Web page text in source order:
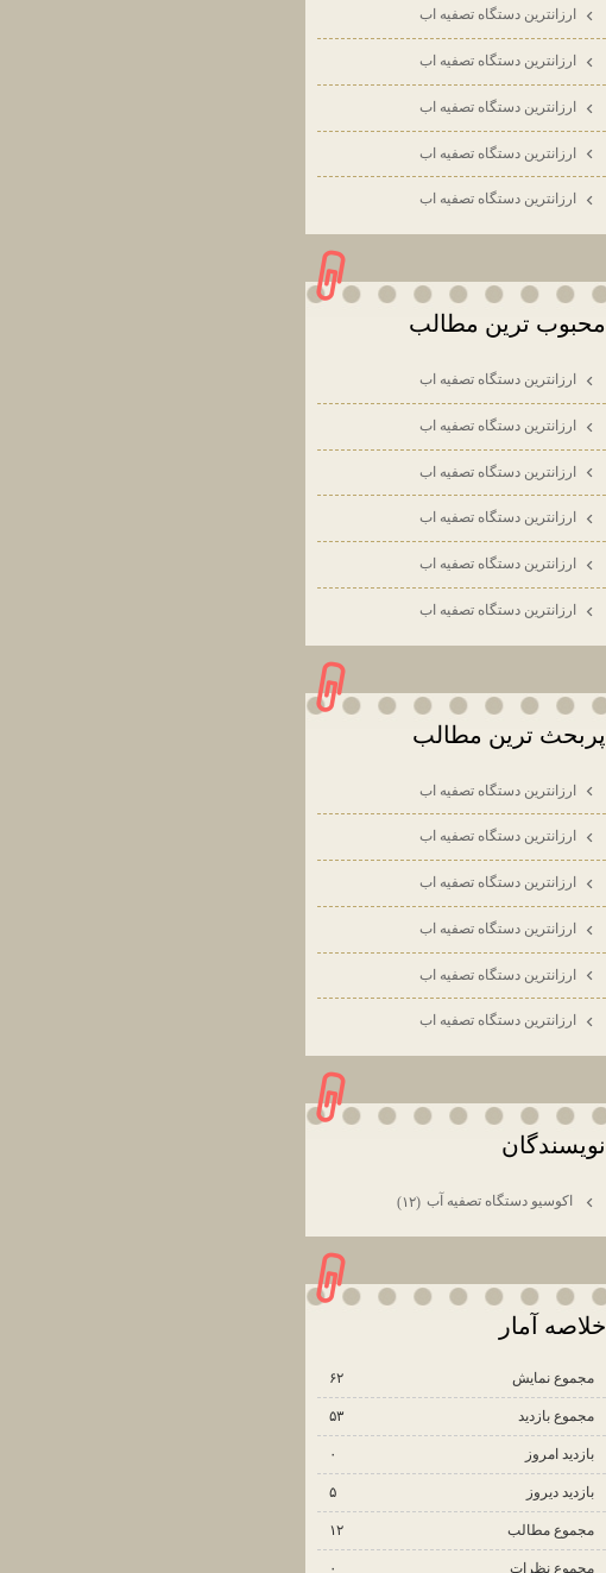
ارزانترين دستگاه تصفيه اب
ارزانترين دستگاه تصفيه اب
ارزانترين دستگاه تصفيه اب
ارزانترين دستگاه تصفيه اب
ارزانترين دستگاه تصفيه اب
محبوب ترين مطالب
ارزانترين دستگاه تصفيه اب
ارزانترين دستگاه تصفيه اب
ارزانترين دستگاه تصفيه اب
ارزانترين دستگاه تصفيه اب
ارزانترين دستگاه تصفيه اب
ارزانترين دستگاه تصفيه اب
پربحث ترين مطالب
ارزانترين دستگاه تصفيه اب
ارزانترين دستگاه تصفيه اب
ارزانترين دستگاه تصفيه اب
ارزانترين دستگاه تصفيه اب
ارزانترين دستگاه تصفيه اب
ارزانترين دستگاه تصفيه اب
نويسندگان
اكوسيو دستگاه تصفيه آب (۱۲)
خلاصه آمار
مجموع نمایش‌ ۶۲
مجموع بازدید ۵۳
بازدید امروز ۰
بازدید دیروز ۵
مجموع مطالب ۱۲
مجموع نظرات ۰